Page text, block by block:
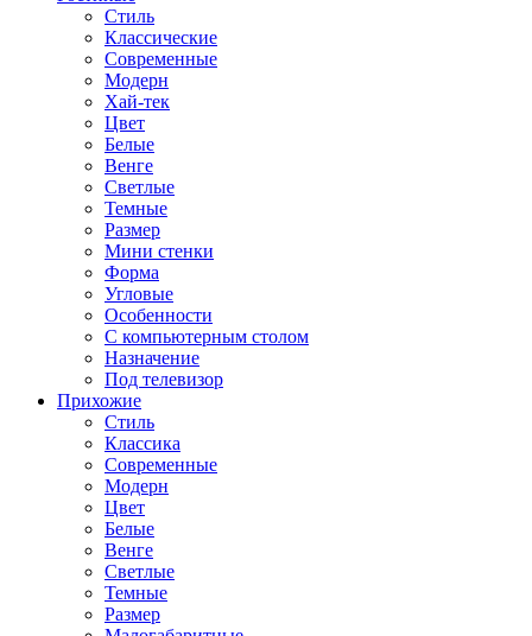
Стиль
Классические
Современные
Модерн
Хай-тек
Цвет
Белые
Венге
Светлые
Темные
Размер
Мини стенки
Форма
Угловые
Особенности
С компьютерным столом
Назначение
Под телевизор
Прихожие
Стиль
Классика
Современные
Модерн
Цвет
Белые
Венге
Светлые
Темные
Размер